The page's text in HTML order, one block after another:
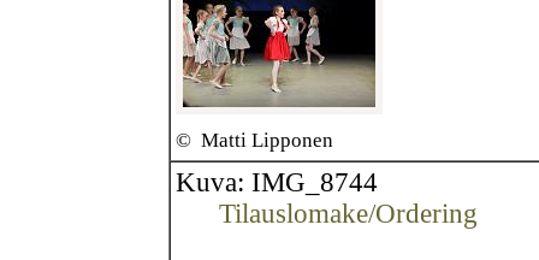
© Matti Lipponen
Kuva: IMG_8744
Tilauslomake/Ordering